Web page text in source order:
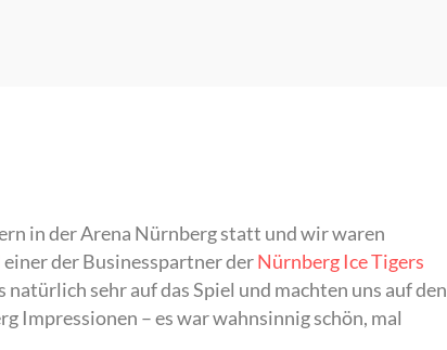
in der Arena Nürnberg statt und wir waren
einer der Businesspartner derNürnberg Ice Tigers
natürlich sehr auf das Spiel und machten uns auf den
Impressionen – es war wahnsinnig schön, mal